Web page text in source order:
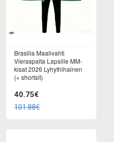
Brasilia Maalivahti
Vieraspaita Lapsille MM-
kisat 2026 Lyhythihainen
(+ shortsit)
40.75€
101.88€